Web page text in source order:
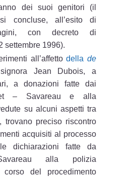
dei suoi genitori (il
concluse, all’esito di
con decreto di
settembre 1996).
all’affettodella de
Jean Dubois, a
a donazioni fatte dai
– Savareau e alla
su alcuni aspetti tra
trovano preciso riscontro
acquisiti al processo
dichiarazioni fatte da
alla polizia
del procedimento